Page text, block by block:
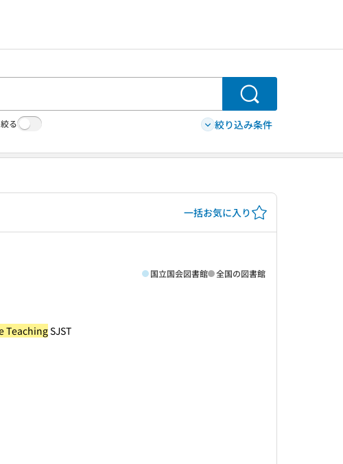
検索
る 絞り込み条件
一括お気に入り
国立国会図書館 全国の図書館
TeachingSJST